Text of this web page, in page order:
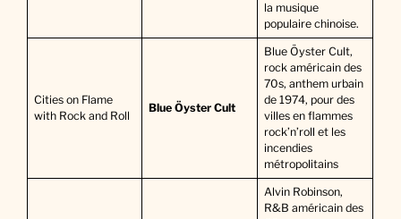
la musique
populaire chinoise.
Cities on Flame
with Rock and Roll
Blue Öyster Cult
Blue Öyster Cult,
rock américain des
70s, anthem urbain
de 1974, pour des
villes en flammes
rock’n’roll et les
incendies
métropolitains
Alvin Robinson,
R&B américain des